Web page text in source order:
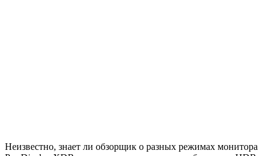
Неизвестно, знает ли обзорщик о разных режимах монитора